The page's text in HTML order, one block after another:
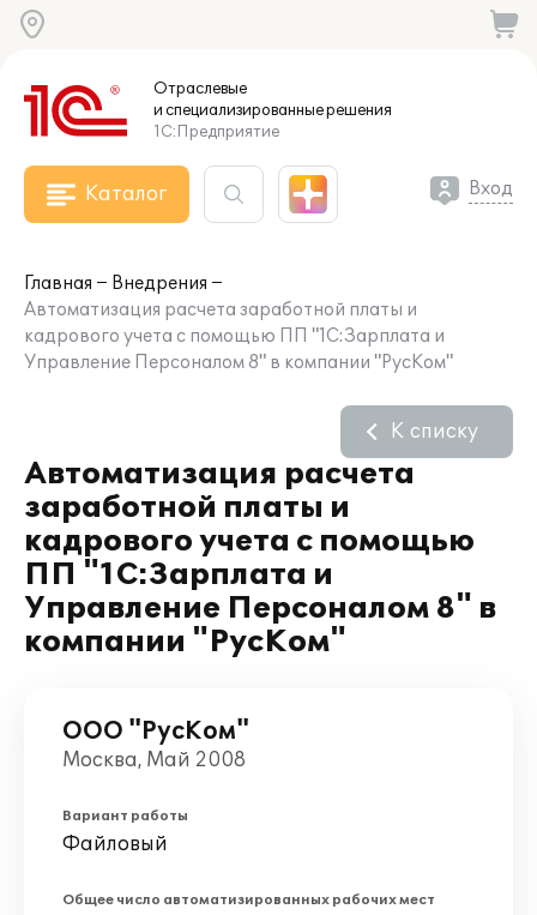
Отраслевые
и специализированныерешения
1С:Предприятие
Каталог Вход
Главная
Внедрения
Автоматизация расчета заработной платы и
кадрового учета с помощью ПП "1С:Зарплата и
Управление Персоналом 8" в компании "РусКом"
Автоматизация расчета
заработной платы и
кадрового учета с помощью
ПП "1С:Зарплата и
Управление Персоналом 8" в
компании "РусКом"
К списку
ООО "РусКом"
Москва, Май 2008
Вариант работы
Файловый
Общее число автоматизированных рабочих мест